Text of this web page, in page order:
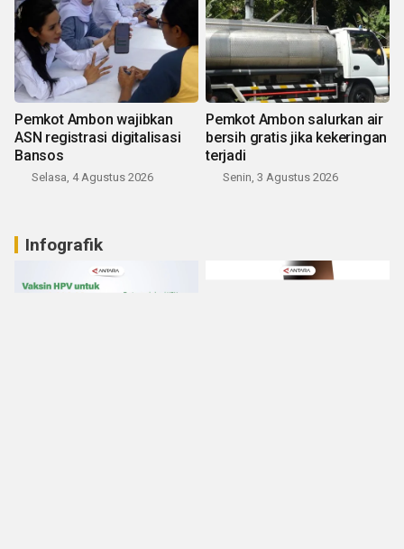
Pemkot Ambon wajibkan
ASN registrasi digitalisasi
Bansos
Selasa, 4 Agustus 2026
Pemkot Ambon salurkan air
bersih gratis jika kekeringan
terjadi
Senin, 3 Agustus 2026
Infografik